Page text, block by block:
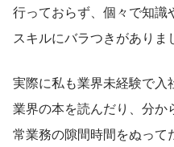
行っておらず、個々で知識
スキルにバラつきがありま
実際に私も業界未経験で
業界の本を読んだり、分か
常業務の隙間時間をぬって